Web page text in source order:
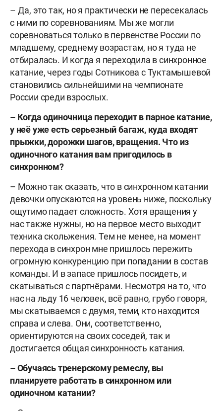
– Да, это так, но я практически не пересекалась
с ними по соревнованиям. Мы же могли
соревноваться только в первенстве России по
младшему, среднему возрастам, но я туда не
отбиралась. И когда я переходила в синхронное
катание, через годы Сотникова с Туктамышевой
становились сильнейшими на чемпионате
России среди взрослых.
– Когда одиночница переходит в парное катание,
у неё уже есть серьезный багаж, куда входят
прыжки, дорожки шагов, вращения. Что из
одиночного катания вам пригодилось в
синхронном?
– Можно так сказать, что в синхронном катании
девочки опускаются на уровень ниже, поскольку
ощутимо падает сложность. Хотя вращения у
нас также нужны, но на первое место выходит
техника скольжения. Тем не менее, на момент
перехода в синхрон мне пришлось пережить
огромную конкуренцию при попадании в состав
команды. И в запасе пришлось посидеть, и
скатываться с партнёрами. Несмотря на то, что
нас на льду 16 человек, всё равно, грубо говоря,
мы скатываемся с двумя, теми, кто находится
справа и слева. Они, соответственно,
ориентируются на своих соседей, так и
достигается общая синхронность катания.
– Обучаясь тренерскому ремеслу, вы
планируете работать в синхронном или
одиночном катании?